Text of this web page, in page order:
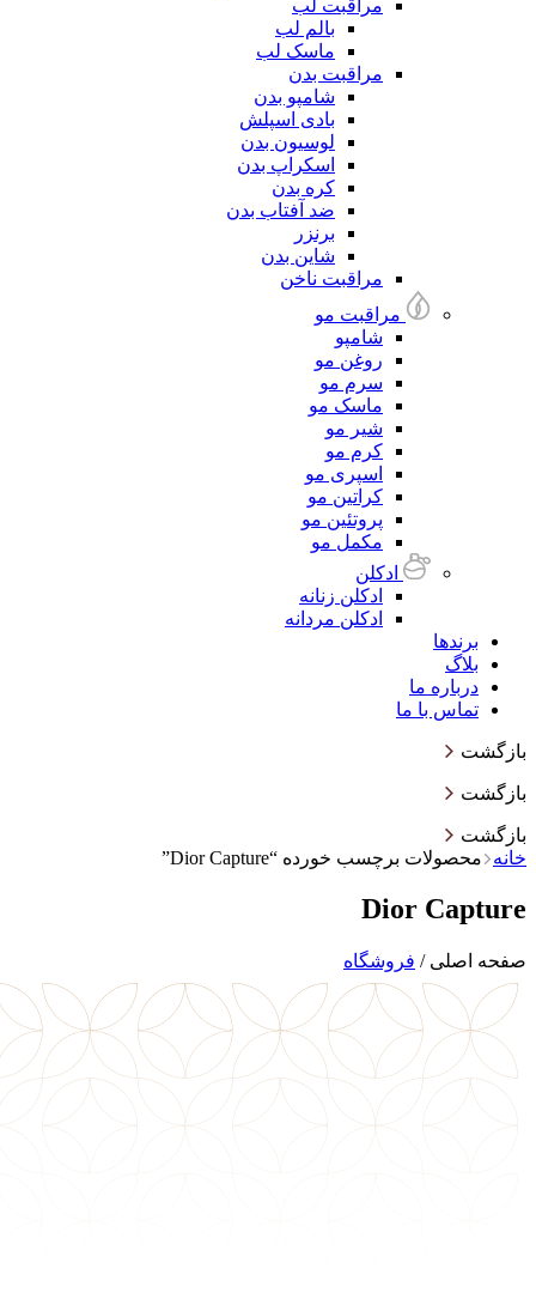
مراقبت لب
بالم لب
ماسک لب
مراقبت بدن
شامپو بدن
بادی اسپلش
لوسیون بدن
اسکراپ بدن
کره بدن
ضد آفتاب بدن
برنزر
شاین بدن
مراقبت ناخن
مراقبت مو
شامپو
روغن مو
سرم مو
ماسک مو
شیر مو
کرم مو
اسپری مو
کراتین مو
پروتئین مو
مکمل مو
ادکلن
ادکلن زنانه
ادکلن مردانه
برندها
بلاگ
درباره ما
تماس با ما
بازگشت
بازگشت
بازگشت
خانه
محصولات برچسب خورده “Dior Capture”
Dior Capture
صفحه اصلی / فروشگاه